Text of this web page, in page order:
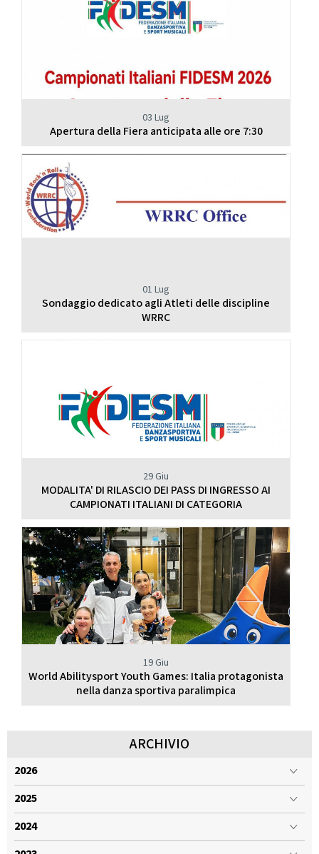
03 Lug
Apertura della Fiera anticipata alle ore 7:30
01 Lug
Sondaggio dedicato agli Atleti delle discipline
WRRC
29 Giu
MODALITA' DI RILASCIO DEI PASS DI INGRESSO AI
CAMPIONATI ITALIANI DI CATEGORIA
19 Giu
World Abilitysport Youth Games: Italia protagonista
nella danza sportiva paralimpica
ARCHIVIO
2026
2025
2024